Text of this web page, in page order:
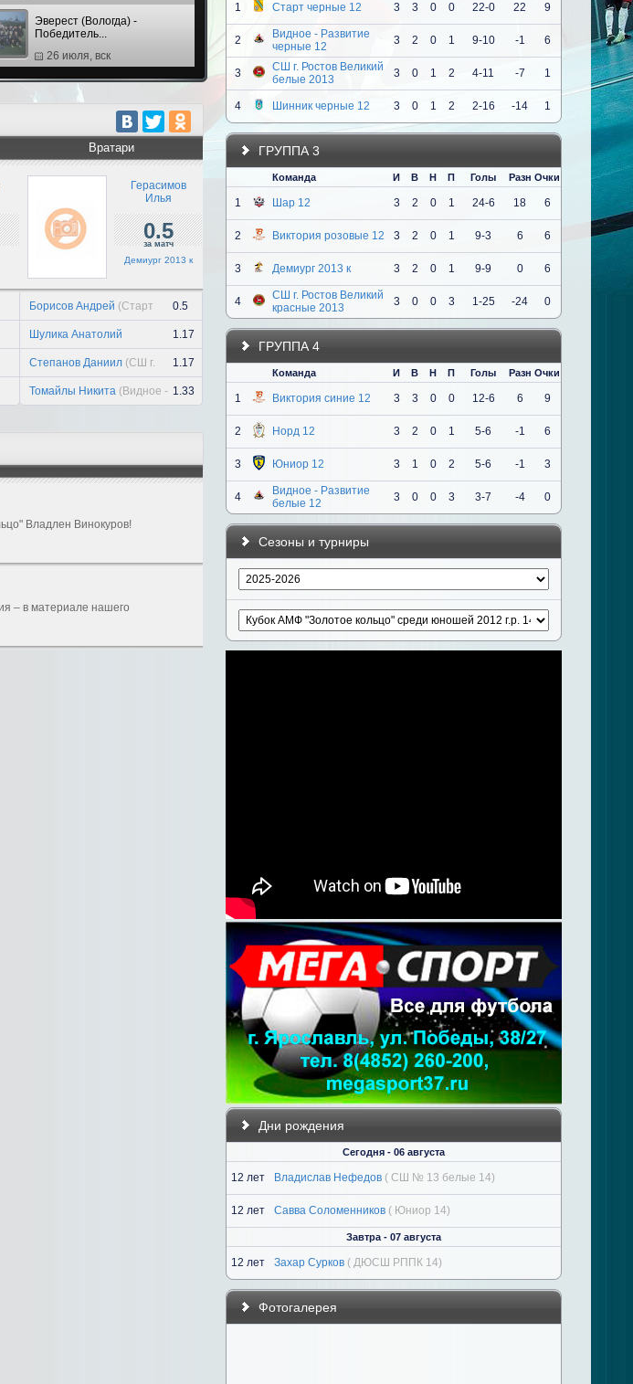
Эверест (Вологда) -
Победитель...
26 июля, вск
Шинник (Ярославль) -
Победите...
Третий финал «Юниора» и
триумф...
21 июля, вт
Павел Киселев
21 июля, вт
21 июля, вт
Вратари
Герасимов
Илья
0.5
за матч
Демиург 2013 к
Борисов Андрей (Старт
черные 12)
0.5
Шулика Анатолий
(Виктория розовые 12)
1.17
Степанов Даниил (СШ г.
Ростов Великий 12)
1.17
Томайлы Никита (Видное -
Развитие белые 12)
1.33
Владлен Винокуров!
– в материале нашего
1 Старт черные 12 3 3 0 0 22-0 22 9
2
Видное - Развитие
черные 12
3 2 0 1 9-10 -1 6
3
СШ г. Ростов Великий
белые 2013
3 0 1 2 4-11 -7 1
4 Шинник черные 12 3 0 1 2 2-16 -14 1
ГРУППА 3
Команда И В Н П Голы Разн Очки
1 Шар 12 3 2 0 1 24-6 18 6
2 Виктория розовые 12 3 2 0 1 9-3 6 6
3 Демиург 2013 к 3 2 0 1 9-9 0 6
4
СШ г. Ростов Великий
красные 2013
3 0 0 3 1-25 -24 0
ГРУППА 4
Команда И В Н П Голы Разн Очки
1 Виктория синие 12 3 3 0 0 12-6 6 9
2 Норд 12 3 2 0 1 5-6 -1 6
3 Юниор 12 3 1 0 2 5-6 -1 3
4
Видное - Развитие
белые 12
3 0 0 3 3-7 -4 0
Сезоны и турниры
Дни рождения
Сегодня - 06 августа
12 лет Владислав Нефедов ( СШ № 13 белые 14)
12 лет Савва Соломенников ( Юниор 14)
Завтра - 07 августа
12 лет Захар Сурков ( ДЮСШ РППК 14)
Фотогалерея